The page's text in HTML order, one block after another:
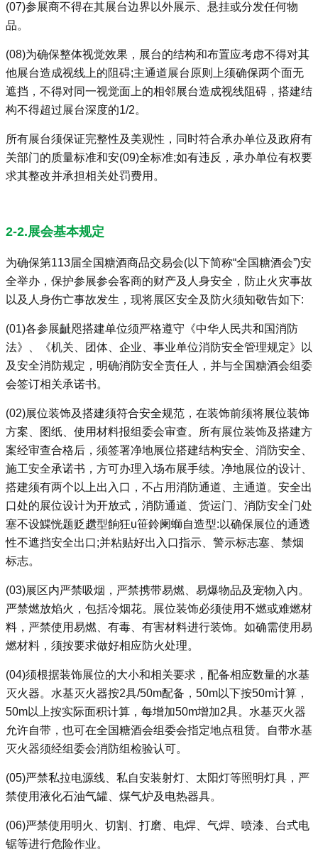
(07)参展商不得在其展台边界以外展示、悬挂或分发任何物
品。
(08)为确保整体视觉效果，展台的结构和布置应考虑不得对其
他展台造成视线上的阻碍;主通道展台原则上须确保两个面无
遮挡，不得对同一视觉面上的相邻展台造成视线阻碍，搭建结
构不得超过展台深度的1/2。
所有展台须保证完整性及美观性，同时符合承办单位及政府有
关部门的质量标准和安(09)全标准;如有违反，承办单位有权要
求其整改并承担相关处罚费用。
2-2.展会基本规定
为确保第113届全国糖酒商品交易会(以下简称“全国糖酒会”)安
全举办，保护参展参会客商的财产及人身安全，防止火灾事故
以及人身伤亡事故发生，现将展区安全及防火须知敬告如下:
(01)各参展齜咫搭建单位须严格遵守《中华人民共和国消防
法》、《机关、团体、企业、事业单位消防安全管理规定》以
及安全消防规定，明确消防安全责任人，并与全国糖酒会组委
会签订相关承诺书。
(02)展位装饰及搭建须符合安全规范，在装饰前须将展位装饰
方案、图纸、使用材料报组委会审查。所有展位装饰及搭建方
案经审查合格后，须签署净地展位搭建结构安全、消防安全、
施工安全承诺书，方可办理入场布展手续。净地展位的设计、
搭建须有两个以上出入口，不占用消防通道、主通道。安全出
口处的展位设计为开放式，消防通道、货运门、消防安全门处
塞不设鰈恍题贬趲型餉狂ụ笹鈴阑螄自造型:以确保展位的通透
性不遮挡安全出口;并粘贴好出入口指示、警示标志塞、禁烟
标志。
(03)展区内严禁吸烟，严禁携带易燃、易爆物品及宠物入内。
严禁燃放焰火，包括冷烟花。展位装饰必须使用不燃或难燃材
料，严禁使用易燃、有毒、有害材料进行装饰。如确需使用易
燃材料，须按要求做好相应防火处理。
(04)须根据装饰展位的大小和相关要求，配备相应数量的水基
灭火器。水基灭火器按2具/50m配备，50m以下按50m计算，
50m以上按实际面积计算，每增加50m增加2具。水基灭火器
允许自带，也可在全国糖酒会组委会指定地点租赁。自带水基
灭火器须经组委会消防组检验认可。
(05)严禁私拉电源线、私自安装射灯、太阳灯等照明灯具，严
禁使用液化石油气罐、煤气炉及电热器具。
(06)严禁使用明火、切割、打磨、电焊、气焊、喷漆、台式电
锯等进行危险作业。